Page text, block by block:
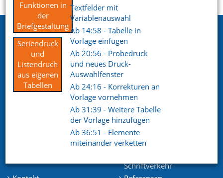
Funktionen in
der
Briefgestaltung
Seriendruck
und
Listendruch
aus eigenen
Tabellen
Textfelder mit
Variablenauswahl
Ab 14:58 - Tabelle in
Vorlage einfügen
Ab 20:56 - Probedruck
und neues Druck-
Auswahlfenster
Ab 24:16 - Korrekturen an
Vorlage vornehmen
Ab 31:39 - Weitere Tabelle
der Vorlage hinzufügen
Ab 36:51 - Elemente
miteinander verketten
Netxp GmbH
Öttinger Straße 11
84307 Eggenfelden
Telefon. +49 (0) 8721 / 50648-89
info@netxp-verein.de
Vereinsverwaltung
Mitgliederverwaltung
Schriftverkehr